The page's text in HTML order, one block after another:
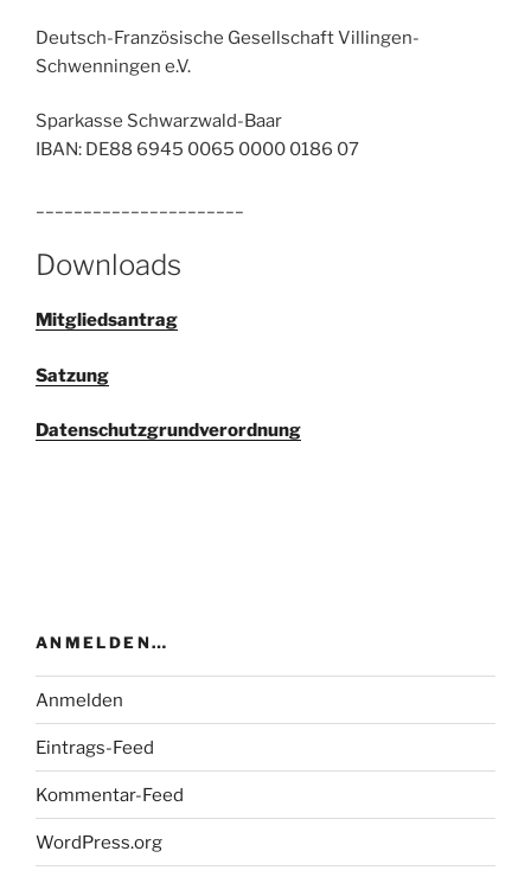
Deutsch-Französische Gesellschaft Villingen-
Schwenningen e.V.
Sparkasse Schwarzwald-Baar
IBAN: DE88 6945 0065 0000 0186 07
Downloads
Mitgliedsantrag
Satzung
Datenschutzgrundverordnung
ANMELDEN…
Anmelden
Eintrags-Feed
Kommentar-Feed
WordPress.org